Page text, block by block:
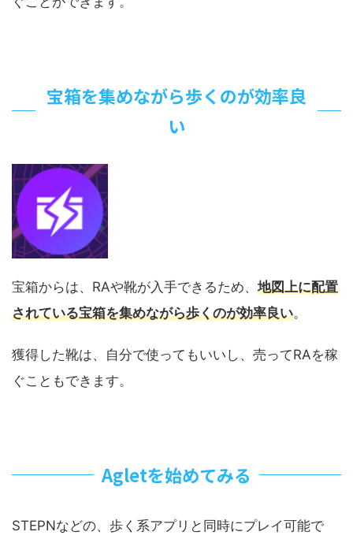
宝箱を集めながら歩くのが効率良
い
宝箱からは、RAや靴が入手できるため、 地図上に配置
されている宝箱を集めながら歩くのが効率良い。
獲得した靴は、自分で使ってもいいし、売ってRAを稼
ぐこともできます。
Agletを始めてみる
STEPNなどの、歩く系アプリと同時にプレイ可能で